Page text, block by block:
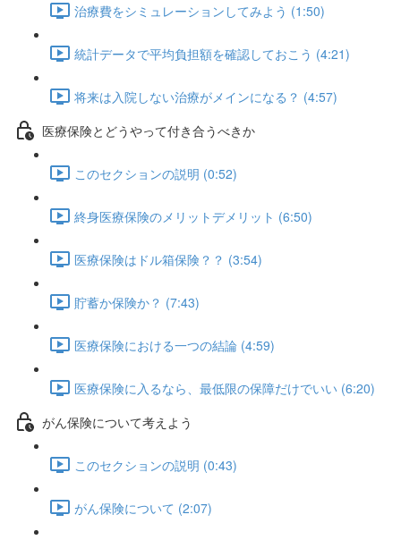
治療費をシミュレーションしてみよう (1:50)
統計データで平均負担額を確認しておこう (4:21)
将来は入院しない治療がメインになる？ (4:57)
医療保険とどうやって付き合うべきか
このセクションの説明 (0:52)
終身医療保険のメリットデメリット (6:50)
医療保険はドル箱保険？？ (3:54)
貯蓄か保険か？ (7:43)
医療保険における一つの結論 (4:59)
医療保険に入るなら、最低限の保障だけでいい (6:20)
がん保険について考えよう
このセクションの説明 (0:43)
がん保険について (2:07)